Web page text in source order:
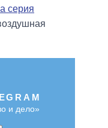
серия
и дело»